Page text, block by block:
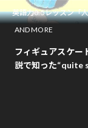
英語力0.5レッスン「
AND MORE
フィギュアスケー
説で知った“quite